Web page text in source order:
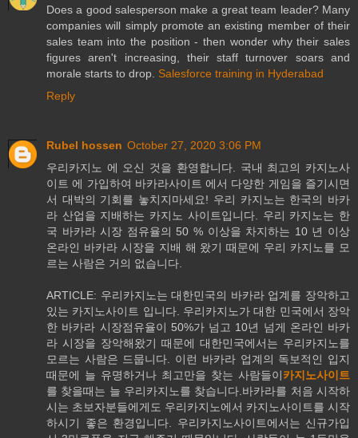
Does a good salesperson make a great team leader? Many
companies will simply promote an existing member of their
sales team into the position - then wonder why their sales
figures aren't increasing, their staff turnover soars and
morale starts to drop. Salesforce training in Hyderabad
Reply
Rubel hossen October 27, 2020 3:06 PM
우리카지노 에 오신 것을 환영합니다. 국내 최고의 카지노사
이트 에 가입하여 바카라사이트 에서 다양한 게임을 즐기시면
서 대박의 기회를 놓치지마세요! 우리 카지노는 한국의 바카
라 산업을 지배하는 카지노 사이트입니다. 우리 카지노는 한
국 바카라 시장 점유율의 50 % 이상을 차지하는 10 년 이상
온라인 바카라 시장을 지배 해 왔기 때문에 우리 카지노를 모
르는 사람은 거의 없습니다.
ARTICLE: 우리카지노는 대한민국의 바카라 업계를 장악하고
있는 카지노사이트 입니다. 우리카지노가 대한 민국에서 장악
한 바카라 시장점유율이 50%가 넘고 10년 넘게 온라인 바카
라 시장을 장악해왔기 때문에 대한민국에서는 우리카지노를
모르는 사람은 드뭅니다. 이런 바카라 업계의 독보적인 입지
때문에 늘 유명하거나 최고만을 찾는 사람들이카지노사이트
를 찾을때는 늘 우리카지노를 찾습니다.바카라를 처음 시작하
시는 초보자분들에게도 우리카지노에서 카지노사이트를 시작
하시기 좋은 환경입니다. 우리카지노사이트에서는 신규가입